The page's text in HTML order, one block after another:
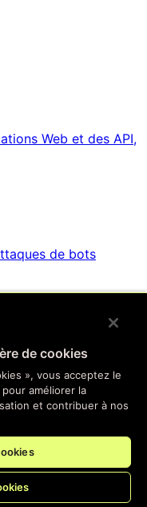
Web et des API,
de bots
d'API
de cookies
», vous acceptez le
améliorer la
et contribuer à nos